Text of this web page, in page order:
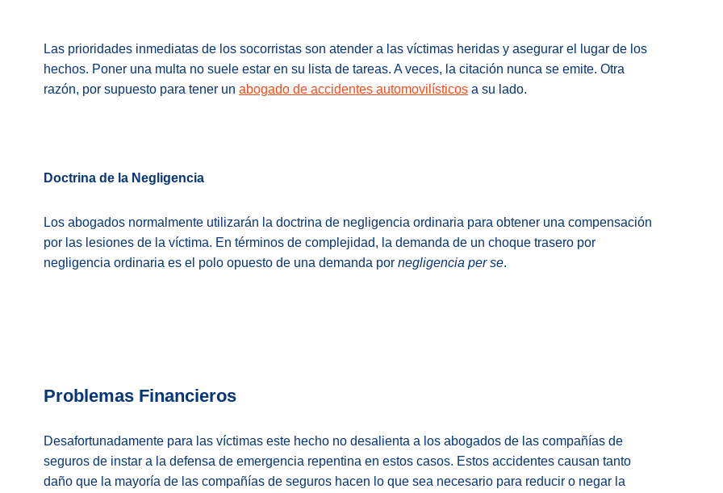
Las prioridades inmediatas de los socorristas son atender a las víctimas heridas y asegurar el lugar de los
hechos. Poner una multa no suele estar en su lista de tareas. A veces, la citación nunca se emite. Otra
razón, por supuesto para tener un abogado de accidentes automovilísticos a su lado.
Doctrina de la Negligencia
Los abogados normalmente utilizarán la doctrina de negligencia ordinaria para obtener una compensación
por las lesiones de la víctima. En términos de complejidad, la demanda de un choque trasero por
negligencia ordinaria es el polo opuesto de una demanda por negligencia per se.
Problemas Financieros
Desafortunadamente para las víctimas este hecho no desalienta a los abogados de las compañías de
seguros de instar a la defensa de emergencia repentina en estos casos. Estos accidentes causan tanto
daño que la mayoría de las compañías de seguros hacen lo que sea necesario para reducir o negar la